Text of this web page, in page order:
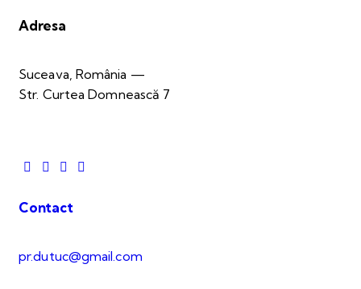
Adresa
Suceava, România —
Str. Curtea Domnească 7
Contact
pr.dutuc@gmail.com